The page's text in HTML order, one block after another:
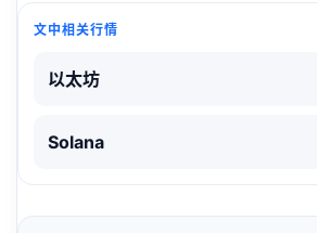
文中相关行情
以太坊
Solana